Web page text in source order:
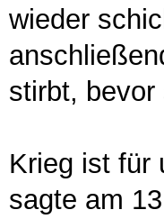
wieder
stirbt, bevor
Krieg ist für
sagte am